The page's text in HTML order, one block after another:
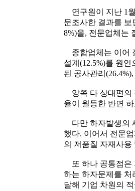
연구원이 지난 1
문조사한 결과를
8%)을, 전문업체는
종합업체는 이어
설계(12.5%)를 원
된 공사관리
양쪽 다 상대편의
율이 월등한 반면
다만 하자발생의
했다. 이어서 전문
의 저품질 자재사
또 하나 공통점은
하는 하자문제를 처
달해 기업 차원의